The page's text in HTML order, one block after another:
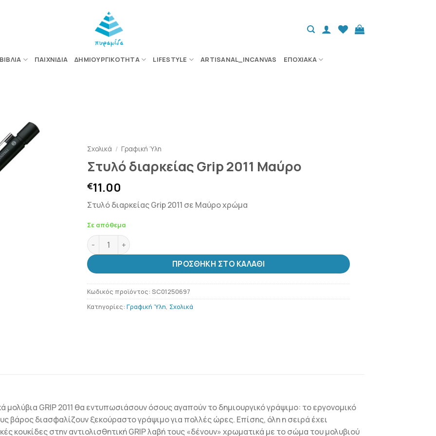
ΒΙΒΛΊΑ ΠΑΙΧΝΊΔΙΑ ΔΗΜΙΟΥΡΓΙΚΌΤΗΤΑ LIFESTYLE ARTISANAL_INCANVAS ΕΠΟΧΙΑΚΆ
ΠΡΟΣΘΉΚΗ
ΣΤΗΝ
ΛΊΣΤΑ
ΕΠΙΘΥΜΙΏΝ
Σχολικά / Γραφική Ύλη
Στυλό διαρκείας Grip 2011 Μαύρο
€11.00
Στυλό διαρκείας Grip 2011 σε Μαύρο χρώμα
Σε απόθεμα
Στυλό διαρκείας Grip 2011 Μαύρο ποσότητα
ΠΡΟΣΘΉΚΗ ΣΤΟ ΚΑΛΆΘΙ
Κωδικός προϊόντος: SC01250697
Κατηγορίες: Γραφική Ύλη, Σχολικά
μολύβια GRIP 2011 θα εντυπωσιάσουν όσους αγαπούν το δημιουργικό γράψιμο: το εργονομικό
βάρος διασφαλίζουν ξεκούραστο γράψιμο για πολλές ώρες. Επίσης, όλη η σειρά έχει
κουκίδες στην αντιολισθητική GRIP λαβή τους «δένουν» χρωματικά με το σώμα του μολυβιού